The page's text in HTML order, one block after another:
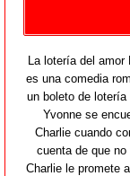
La lotería del
es una comedia
un boleto de lotería
Yvonne se
Charlie cuando
cuenta de que no
Charlie le promete